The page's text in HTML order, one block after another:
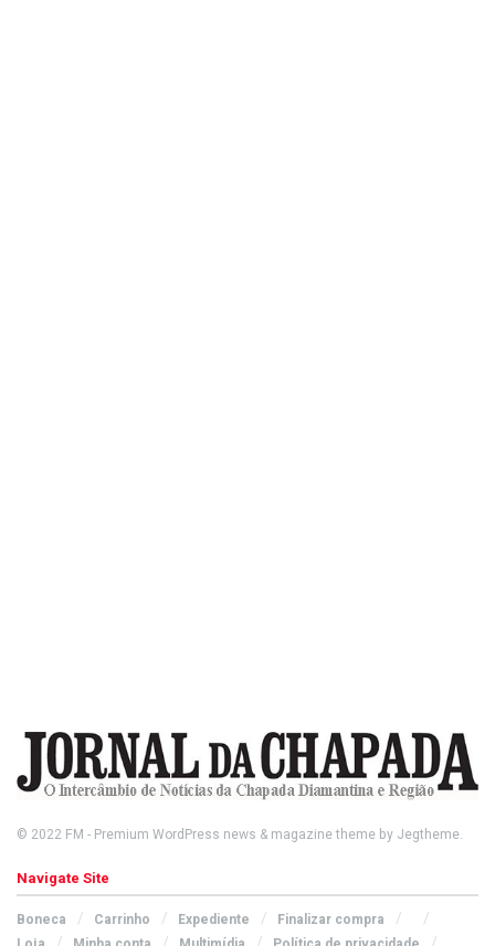
© 2022 FM - Premium WordPress news & magazine theme by Jegtheme.
Navigate Site
Boneca Carrinho Expediente
Finalizar compra